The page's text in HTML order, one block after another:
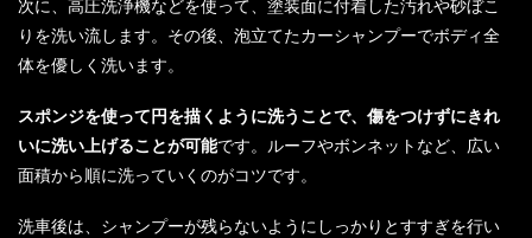
次に、高圧洗浄機などを使って、塗装面に付着した汚れや砂ぼこ
りを洗い流します。その後、泡立てたカーシャンプーでボディ全
体を優しく洗います。
スポンジを使って円を描くように洗うことで、傷をつけずにきれ
いに洗い上げることが可能です。ルーフやボンネットなど、広い
面積から順に洗っていくのがコツです。
洗車後は、シャンプーが残らないようにしっかりとすすぎを行い